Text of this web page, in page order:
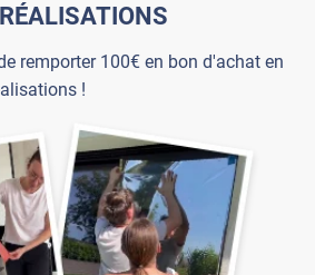
remporter 100€ en bon d'achat en
!